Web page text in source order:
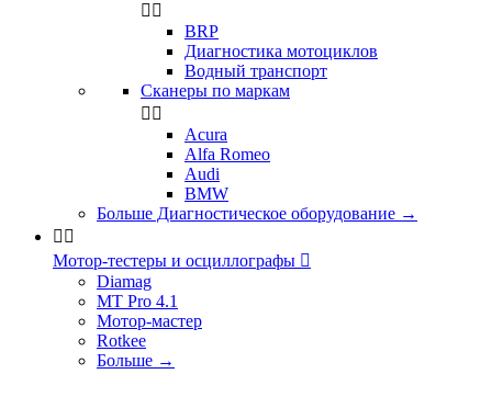
 
BRP
Диагностика мотоциклов
Водный транспорт
Сканеры по маркам
 
Acura
Alfa Romeo
Audi
BMW
Больше Диагностическое оборудование →
 
Мотор-тестеры и осциллографы 
Diamag
MT Pro 4.1
Мотор-мастер
Rotkee
Больше →